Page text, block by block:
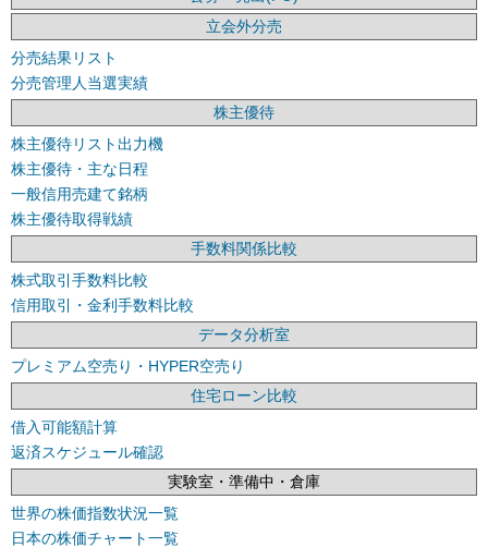
立会外分売
分売結果リスト
分売管理人当選実績
株主優待
株主優待リスト出力機
株主優待・主な日程
一般信用売建て銘柄
株主優待取得戦績
手数料関係比較
株式取引手数料比較
信用取引・金利手数料比較
データ分析室
プレミアム空売り・HYPER空売り
住宅ローン比較
借入可能額計算
返済スケジュール確認
実験室・準備中・倉庫
世界の株価指数状況一覧
日本の株価チャート一覧